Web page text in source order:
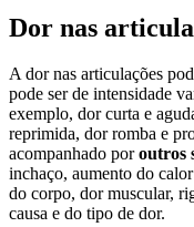
Dor nas
A dor nas articulações
pode ser de intensidade
exemplo, dor curta e
reprimida, dor romba e
acompanhado poroutros
inchaço, aumento do
do corpo, dor muscular,
causa e do tipo de dor.